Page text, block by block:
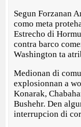
Segun Forzanan
como meta
Estrecho di
contra barco
Washington ta
Medionan di
explosionnan a
Konarak,
Bushehr. Den
interrupcion di